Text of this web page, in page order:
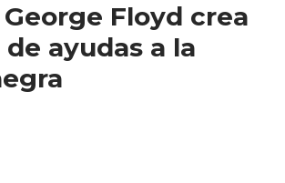
Floyd crea
ayudas a la